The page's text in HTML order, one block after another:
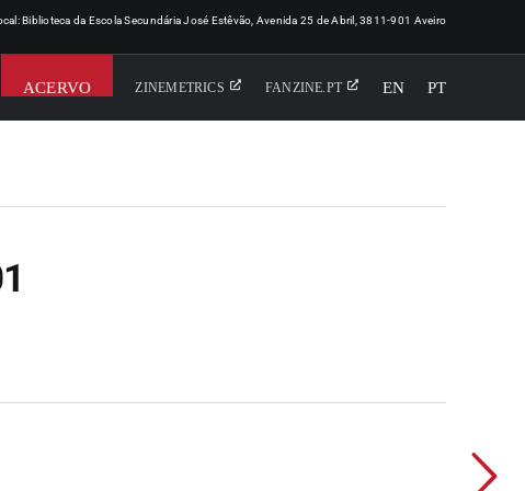
Biblioteca da Escola Secundária José Estêvão, Avenida 25 de Abril, 3811-901 Aveiro
ACERVO ZINEMETRICS FANZINE.PT EN PT